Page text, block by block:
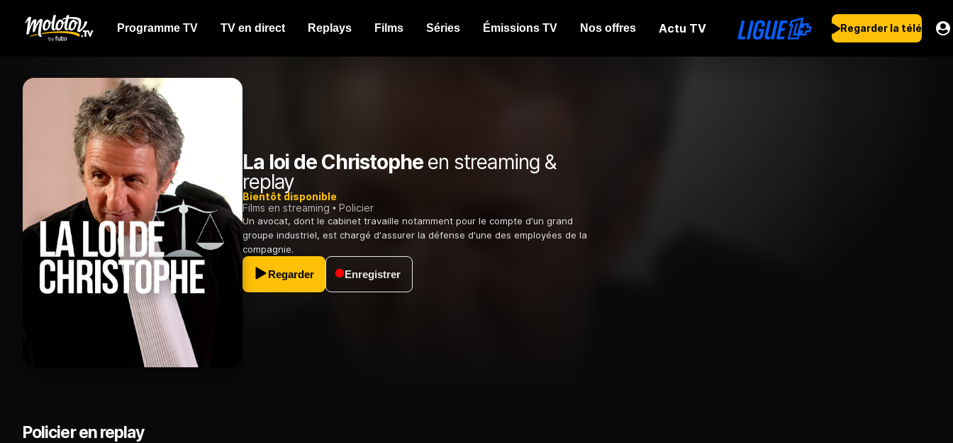
Programme TV TV en direct Replays Films Séries Émissions TV Nos offres Actu TV Regarder la télé
La loi de Christopheen streaming &
replay
Bientôt disponible
Films en streaming
Policier
Un avocat, dont le cabinet travaille notamment pour le compte d'un grand
groupe industriel, est chargé d'assurer la défense d'une des employées de la
compagnie.
Regarder Enregistrer
Policier en replay